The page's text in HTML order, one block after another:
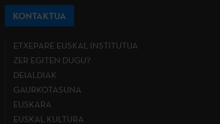
KONTAKTUA
ETXEPARE EUSKAL INSTITUTUA
ZER EGITEN DUGU?
DEIALDIAK
GAURKOTASUNA
EUSKARA
EUSKAL KULTURA